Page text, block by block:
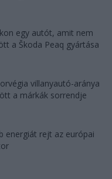
egy autót, amit nem
a Škoda Peaq gyártása
villanyautó-aránya
a márkák sorrendje
energiát rejt az európai